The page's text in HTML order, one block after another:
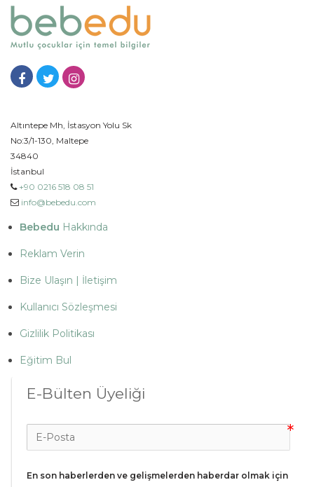
Altıntepe Mh, İstasyon Yolu Sk
No:3/1-130, Maltepe
34840
İstanbul
+90 0216 518 08 51
info@bebedu.com
Bebedu Hakkında
Reklam Verin
Bize Ulaşın | İletişim
Kullanıcı Sözleşmesi
Gizlilik Politikası
Eğitim Bul
E-Bülten Üyeliği
En son haberlerden ve gelişmelerden haberdar olmak için